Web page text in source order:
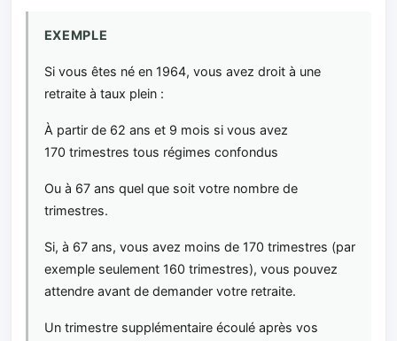
EXEMPLE
Si vous êtes né en 1964, vous avez droit à une
retraite à taux plein :
À partir de 62 ans et 9 mois si vous avez
170 trimestres tous régimes confondus
Ou à 67 ans quel que soit votre nombre de
trimestres.
Si, à 67 ans, vous avez moins de 170 trimestres (par
exemple seulement 160 trimestres), vous pouvez
attendre avant de demander votre retraite.
Un trimestre supplémentaire écoulé après vos